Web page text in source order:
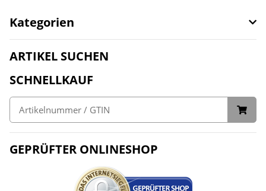
Kategorien
ARTIKEL SUCHEN
SCHNELLKAUF
GEPRÜFTER ONLINESHOP